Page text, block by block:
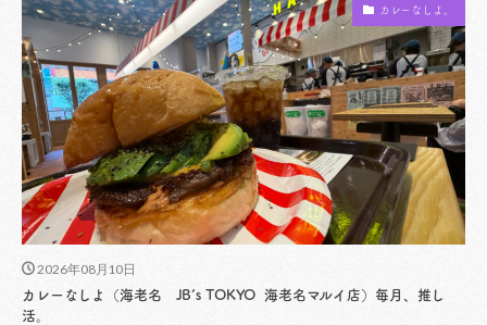
カレーなしよ。
2026年08月10日
カレーなしよ（海老名 JB’s TOKYO 海老名マルイ店）毎月、推し
活。